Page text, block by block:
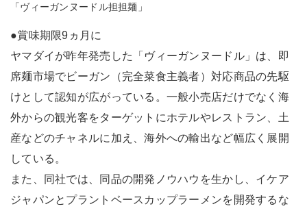
「ヴィーガンヌードル担担麺」
●賞味期限9ヵ月に
ヤマダイが昨年発売した「ヴィーガンヌードル」は、即
席麺市場でビーガン（完全菜食主義者）対応商品の先駆
けとして認知が広がっている。一般小売店だけでなく海
外からの観光客をターゲットにホテルやレストラン、土
産などのチャネルに加え、海外への輸出など幅広く展開
している。
また、同社では、同品の開発ノウハウを生かし、イケア
ジャパンとプラントベースカップラーメンを開発するな